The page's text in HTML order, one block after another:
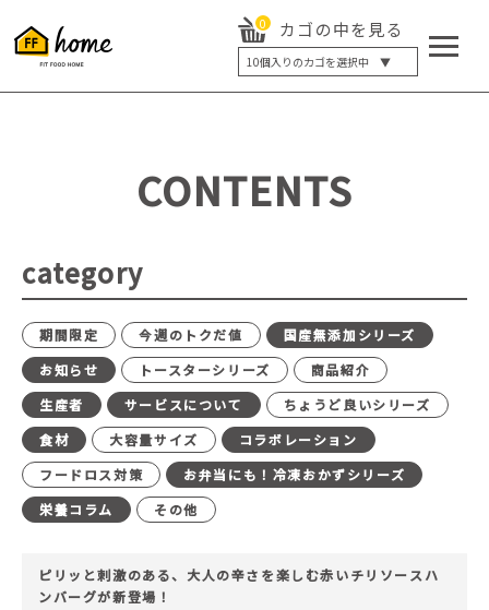
0 カゴの中を見る
10個入りのカゴを選択中 ▼
5個入り
20個入り
最大12%OFF
CONTENTS
category
期間限定 今週のトクだ値
国産無添加シリーズ
お知らせ
トースターシリーズ
商品紹介
生産者
サービスについて
ちょうど良いシリーズ
食材
大容量サイズ
コラボレーション
フードロス対策
お弁当にも！冷凍おかずシリーズ
栄養コラム
その他
ピリッと刺激のある、大人の辛さを楽しむ赤いチリソースハ
ンバーグが新登場！